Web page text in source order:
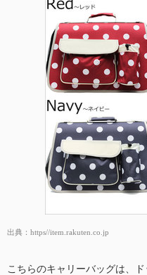
出典： https//item.rakuten.co.jp
こちらのキャリーバッグは、